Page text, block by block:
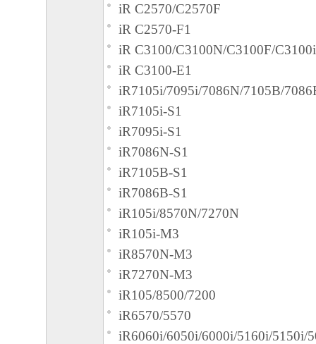
iR C2570/C2570F
iR C2570-F1
iR C3100/C3100N/C3100F/C3100i
iR C3100-E1
iR7105i/7095i/7086N/7105B/
iR7105i-S1
iR7095i-S1
iR7086N-S1
iR7105B-S1
iR7086B-S1
iR105i/8570N/7270N
iR105i-M3
iR8570N-M3
iR7270N-M3
iR105/8500/7200
iR6570/5570
iR6060i/6050i/6000i/5160i/5150i/